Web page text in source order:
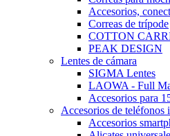
Accesorios,
Correas de trípode
COTTON
PEAK DESIGN
Lentes de cámara
SIGMA Lentes
LAOWA - Full
Accesorios para
Accesorios de teléfonos
Accesorios